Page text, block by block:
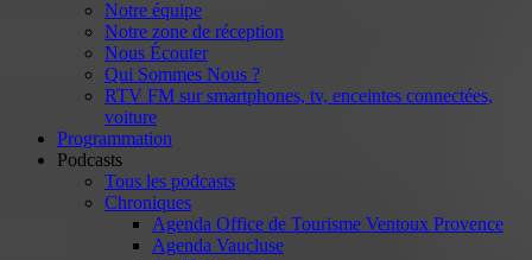
Notre équipe
Notre zone de réception
Nous Écouter
Qui Sommes Nous ?
RTV FM sur smartphones, tv, enceintes connectées,
voiture
Programmation
Podcasts
Tous les podcasts
Chroniques
Agenda Office de Tourisme Ventoux Provence
Agenda Vaucluse